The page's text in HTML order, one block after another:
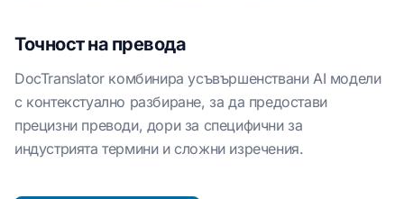
Точност на превода
DocTranslator комбинира усъвършенствани AI модели
с контекстуално разбиране, за да предостави
прецизни преводи, дори за специфични за
индустрията термини и сложни изречения.